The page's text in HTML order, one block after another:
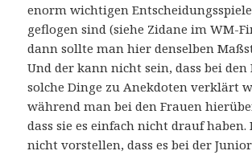
enorm wichtigen
geflogen sind (siehe Zidane im WM-
dann sollte man hier denselben
Und der kann nicht sein, dass bei
solche Dinge zu Anekdoten verklärt
während man bei den Frauen
dass sie es einfach nicht drauf
nicht vorstellen, dass es bei der